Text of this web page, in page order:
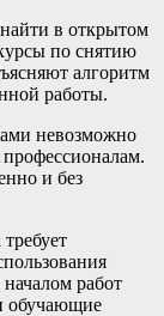
в открытом
по снятию
алгоритм
работы.
невозможно
и без
работ
обучающие